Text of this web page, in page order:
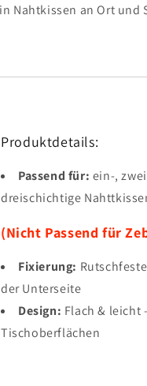
Nahtkissen an Ort und
Passend für: ein-,
dreischichtige
(Nicht Passend für
Fixierung:
der Unterseite
Design: Flach & leicht
Tischoberflächen